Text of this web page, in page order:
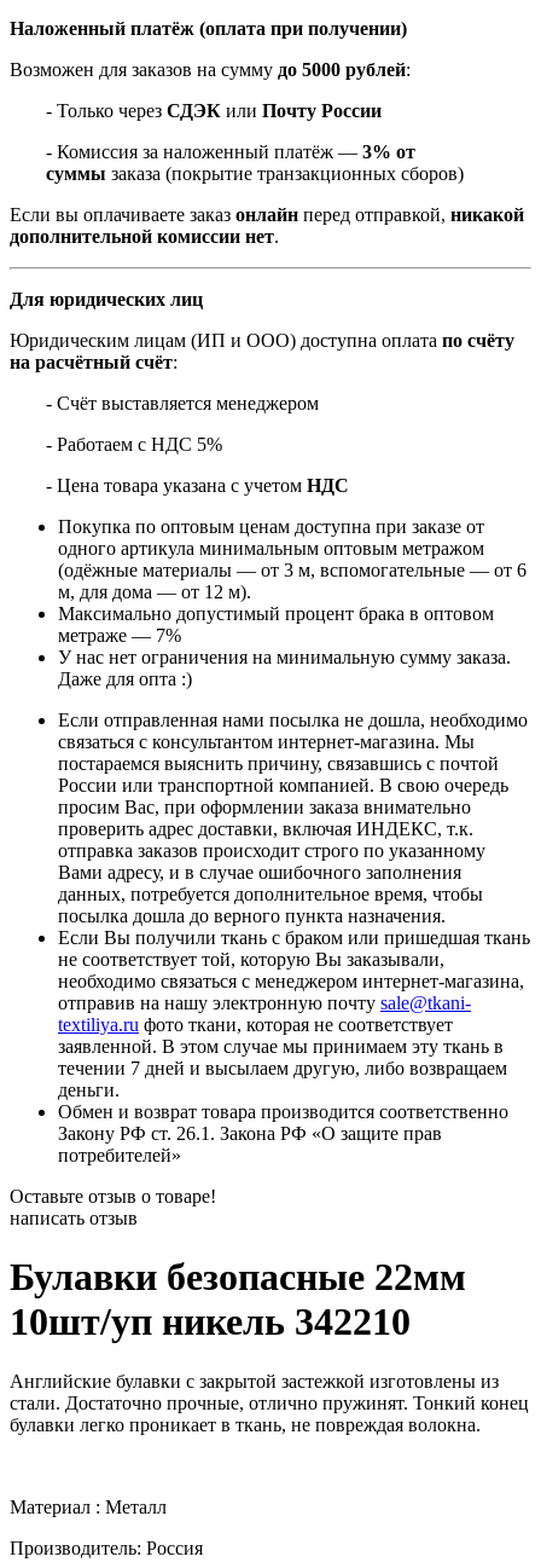
Наложенный платёж (оплата при получении)
Возможен для заказов на сумму до 5000 рублей:
- Только через СДЭК или Почту России
- Комиссия за наложенный платёж — 3% от
суммы заказа (покрытие транзакционных сборов)
Если вы оплачиваете заказ онлайн перед отправкой, никакой
дополнительной комиссии нет.
Для юридических лиц
Юридическим лицам (ИП и ООО) доступна оплата по счёту
на расчётный счёт:
- Счёт выставляется менеджером
- Работаем с НДС 5%
- Цена товара указана с учетом НДС
Покупка по оптовым ценам доступна при заказе от
одного артикула минимальным оптовым метражом
(одёжные материалы — от 3 м, вспомогательные — от 6
м, для дома — от 12 м).
Максимально допустимый процент брака в оптовом
метраже — 7%
У нас нет ограничения на минимальную сумму заказа.
Даже для опта :)
Если отправленная нами посылка не дошла, необходимо
связаться с консультантом интернет-магазина. Мы
постараемся выяснить причину, связавшись с почтой
России или транспортной компанией. В свою очередь
просим Вас, при оформлении заказа внимательно
проверить адрес доставки, включая ИНДЕКС, т.к.
отправка заказов происходит строго по указанному
Вами адресу, и в случае ошибочного заполнения
данных, потребуется дополнительное время, чтобы
посылка дошла до верного пункта назначения.
Если Вы получили ткань с браком или пришедшая ткань
не соответствует той, которую Вы заказывали,
необходимо связаться с менеджером интернет-магазина,
отправив на нашу электронную почту sale@tkani-
textiliya.ru фото ткани, которая не соответствует
заявленной. В этом случае мы принимаем эту ткань в
течении 7 дней и высылаем другую, либо возвращаем
деньги.
Обмен и возврат товара производится соответственно
Закону РФ ст. 26.1. Закона РФ «О защите прав
потребителей»
Оставьте отзыв о товаре!
написать отзыв
Булавки безопасные 22мм
10шт/уп никель 342210
Английские булавки с закрытой застежкой изготовлены из
стали. Достаточно прочные, отлично пружинят. Тонкий конец
булавки легко проникает в ткань, не повреждая волокна.
Материал : Металл
Производитель: Россия